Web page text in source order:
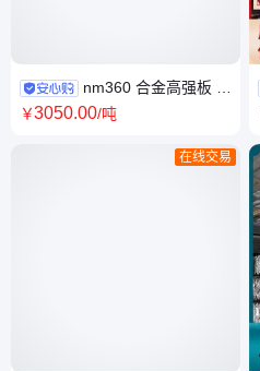
nm360 合金高强板 高
锰耐磨钢板 规格多样可零割 盈
￥3050.00/吨
在线交易